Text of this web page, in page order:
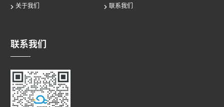
关于我们
联系我们
联系我们